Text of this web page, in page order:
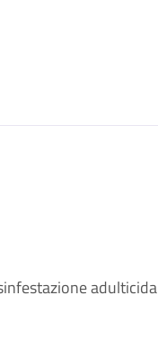
adulticida